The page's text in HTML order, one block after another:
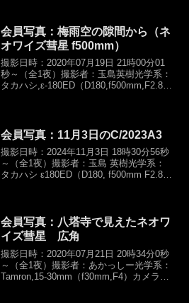
会員写真：梅雨空の隙間から（ネ
オワイズ彗星 f500mm）
撮影日時：2020年07月19日 21時00分01
秒～（全1夜）撮影者：玉島英樹光学系：
タカハシ,ε-180ED（D180,f500mm,F2.8カ
会員写真：11月3日のC/2023A3
撮影日時：2024年11月3日 18時30分56秒
～（全1夜）撮影者：玉島 英樹光学系：
タカハシ ε180ED（D180, f500mm F2.8）
会員写真：八塔寺で見えたネオワ
イズ彗星 広角
撮影日時：2020年07月21日 20時34分0秒
～（全1夜）撮影者：あかっしー光学系：
Tamron,15-30mm（f30mm,F4）カメラ：